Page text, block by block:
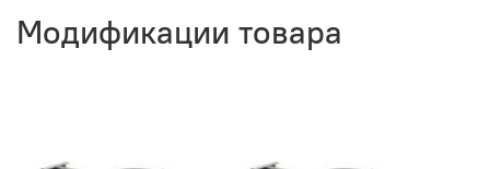
Модификации товара